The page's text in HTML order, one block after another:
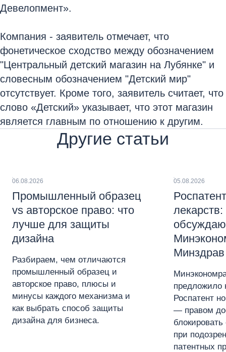
Девелопмент».
Компания - заявитель отмечает, что
фонетическое сходство между обозначением
"Центральный детский магазин на Лубянке" и
словесным обозначением "Детский мир"
отсутствует. Кроме того, заявитель считает, что
слово «Детский» указывает, что этот магазин
является главным по отношению к другим.
Другие статьи
06.08.2026
Промышленный образец
vs авторское право: что
лучше для защиты
дизайна
Разбираем, чем отличаются
промышленный образец и
авторское право, плюсы и
минусы каждого механизма и
как выбрать способ защиты
дизайна для бизнеса.
05.08.2026
лекарств:
Минздрав
предложило
Роспатент
— правом
блокировать
при
патентных